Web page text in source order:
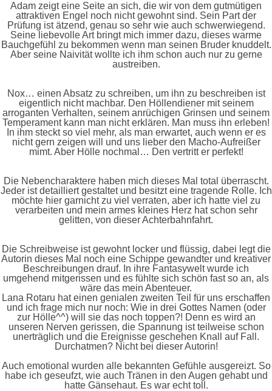
Adam zeigt eine Seite an sich, die wir von dem gutmütigen
attraktiven Engel noch nicht gewohnt sind. Sein Part der
Prüfung ist ätzend, genau so sehr wie auch schwerwiegend.
Seine liebevolle Art bringt mich immer dazu, dieses warme
Bauchgefühl zu bekommen wenn man seinen Bruder knuddelt.
Aber seine Naivität wollte ich ihm schon auch nur zu gerne
austreiben.
Nox… einen Absatz zu schreiben, um ihn zu beschreiben ist
eigentlich nicht machbar. Den Höllendiener mit seinem
arroganten Verhalten, seinem anrüchigen Grinsen und seinem
Temperament kann man nicht erklären. Man muss ihn erleben!
In ihm steckt so viel mehr, als man erwartet, auch wenn er es
nicht gern zeigen will und uns lieber den Macho-Aufreißer
mimt. Aber Hölle nochmal… Den vertritt er perfekt!
Die Nebencharaktere haben mich dieses Mal total überrascht.
Jeder ist detailliert gestaltet und besitzt eine tragende Rolle. Ich
möchte hier garnicht zu viel verraten, aber ich hatte viel zu
verarbeiten und mein armes kleines Herz hat schon sehr
gelitten, von dieser Achterbahnfahrt.
Die Schreibweise ist gewohnt locker und flüssig, dabei legt die
Autorin dieses Mal noch eine Schippe gewandter und kreativer
Beschreibungen drauf. In ihre Fantasywelt wurde ich
umgehend mitgerissen und es fühlte sich schön fast so an, als
wäre das mein Abenteuer.
Lana Rotaru hat einen genialen zweiten Teil für uns erschaffen
und ich frage mich nur noch: Wie in drei Gottes Namen (oder
zur Hölle^^) will sie das noch toppen?! Denn es wird an
unseren Nerven gerissen, die Spannung ist teilweise schon
unerträglich und die Ereignisse geschehen Knall auf Fall.
Durchatmen? Nicht bei dieser Autorin!
Auch emotional wurden alle bekannten Gefühle ausgereizt. So
habe ich geseufzt, wie auch Tränen in den Augen gehabt und
hatte Gänsehaut. Es war echt toll.